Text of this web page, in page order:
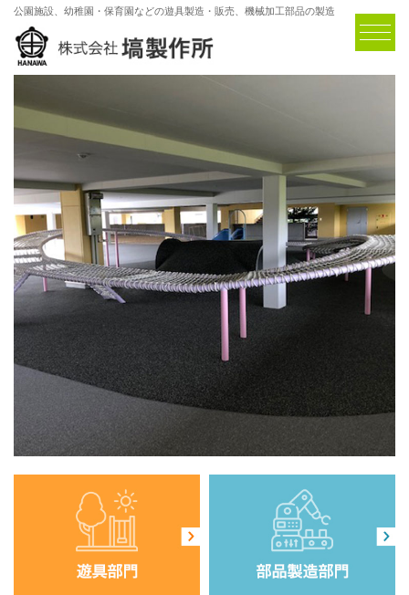
公園施設、幼稚園・保育園などの遊具製造・販売、機械加工部品の製造